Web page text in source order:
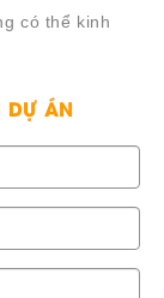
có thể kinh
ÁN